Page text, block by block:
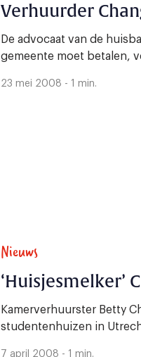
Verhuurder
De advocaat van de
gemeente moet betalen,
23 mei 2008 - 1 min.
Nieuws
‘Huisjesmelker’
Kamerverhuurster Betty
studentenhuizen in
7 april 2008 - 1 min.